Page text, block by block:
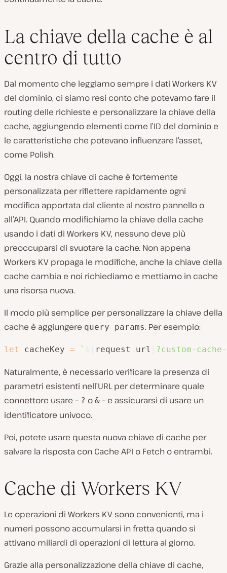
La chiave della cache è al
centro di tutto
Dal momento che leggiamo sempre i dati Workers KV
del dominio, ci siamo resi conto che potevamo fare il
routing delle richieste e personalizzare la chiave della
cache, aggiungendo elementi come l’ID del dominio e
le caratteristiche che potevano influenzare l’asset,
come Polish.
Oggi, la nostra chiave di cache è fortemente
personalizzata per riflettere rapidamente ogni
modifica apportata dal cliente al nostro pannello o
all’API. Quando modifichiamo la chiave della cache
usando i dati di Workers KV, nessuno deve più
preoccuparsi di svuotare la cache. Non appena
Workers KV propaga le modifiche, anche la chiave della
cache cambia e noi richiediamo e mettiamo in cache
una risorsa nuova.
Il modo più semplice per personalizzare la chiave della
cache è aggiungere query params. Per esempio:
let cacheKey = ` request url ?custom-
Naturalmente, è necessario verificare la presenza di
parametri esistenti nell’URL per determinare quale
connettore usare – ? o & – e assicurarsi di usare un
identificatore univoco.
Poi, potete usare questa nuova chiave di cache per
salvare la risposta con Cache API o Fetch o entrambi.
Cache di Workers KV
Le operazioni di Workers KV sono convenienti, ma i
numeri possono accumularsi in fretta quando si
attivano miliardi di operazioni di lettura al giorno.
Grazie alla personalizzazione della chiave di cache,